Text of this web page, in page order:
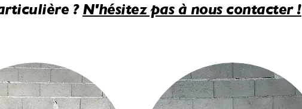
? N'hésitez pas à nous contacter !